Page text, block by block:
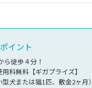
イント
徒歩４分！
料無料【ギガプライズ】
犬または猫1匹、敷金2ヶ月）